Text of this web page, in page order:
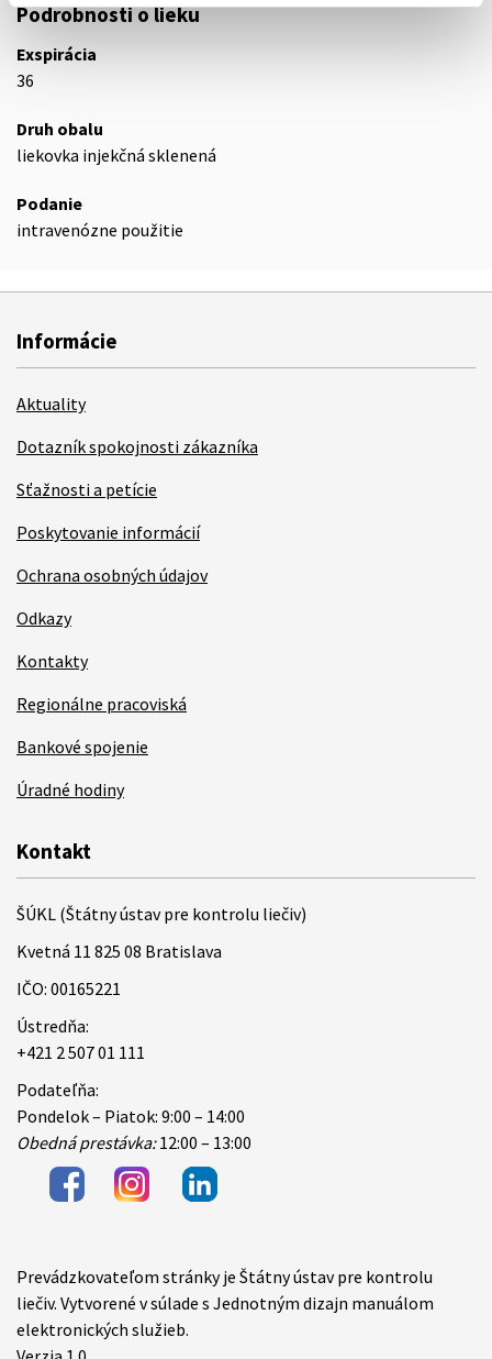
Podrobnosti o lieku
Exspirácia
36
Druh obalu
liekovka injekčná sklenená
Podanie
intravenózne použitie
Informácie
Aktuality
Dotazník spokojnosti zákazníka
Sťažnosti a petície
Poskytovanie informácií
Ochrana osobných údajov
Odkazy
Kontakty
Regionálne pracoviská
Bankové spojenie
Úradné hodiny
Kontakt
ŠÚKL (Štátny ústav pre kontrolu liečiv)
Kvetná 11 825 08 Bratislava
IČO: 00165221
Ústredňa:
+421 2 507 01 111
Podateľňa:
Pondelok – Piatok: 9:00 – 14:00
Obedná prestávka:12:00 – 13:00
Items
Prevádzkovateľom stránky je Štátny ústav pre kontrolu
liečiv. Vytvorené v súlade s Jednotným dizajn manuálom
elektronických služieb.